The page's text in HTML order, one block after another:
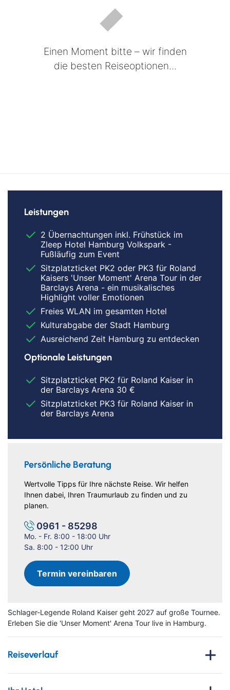
Einen Moment bitte – wir finden
die besten Reiseoptionen...
Schlager-Legende Roland Kaiser geht 2027 auf große Tournee.
Erleben Sie die 'Unser Moment' Arena Tour live in Hamburg.
Reiseverlauf
Leistungen
2 Übernachtungen inkl. Frühstück im
Zleep Hotel Hamburg Volkspark -
Fußläufig zum Event
Sitzplatzticket PK2 oder PK3 für Roland
Kaisers 'Unser Moment' Arena Tour in der
Barclays Arena - ein musikalisches
Highlight voller Emotionen
Freies WLAN im gesamten Hotel
Kulturabgabe der Stadt Hamburg
Ausreichend Zeit Hamburg zu entdecken
Optionale Leistungen
Sitzplatzticket PK2 für Roland Kaiser in
der Barclays Arena 30 €
Sitzplatzticket PK3 für Roland Kaiser in
der Barclays Arena
Persönliche Beratung
Wertvolle Tipps für Ihre nächste Reise. Wir helfen
Ihnen dabei, Ihren Traumurlaub zu finden und zu
planen.
0961 - 85298
Mo. - Fr. 8:00 - 18:00 Uhr
Sa. 8:00 - 12:00 Uhr
Termin vereinbaren